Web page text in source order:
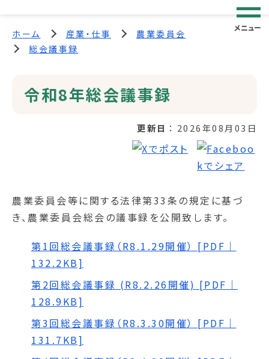
メニュー
ホーム 産業・仕事
農業委員会
総会議事録
令和8年総会議事録
更新日 2026年08月03日
農業委員会等に関する法律第33条の規定に基づ
き、農業委員会総会の議事録を公開致します。
第1回総会議事録（R8.1.29開催） [PDF｜
132.2KB]
第2回総会議事録 (R8.2.26開催) [PDF｜
128.9KB]
第3回総会議事録（R8.3.30開催） [PDF｜
131.7KB]